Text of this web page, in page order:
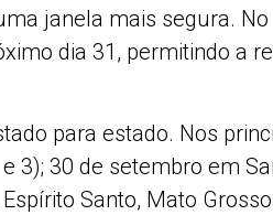
janela mais segura.
dia 31, permitindo a
para estado. Nos
3); 30 de setembro em
Santo, Mato